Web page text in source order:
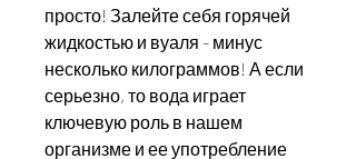
просто! Залейте себя горячей
жидкостью и вуаля - минус
несколько килограммов! А если
серьезно, то вода играет
ключевую роль в нашем
организме и ее употребление